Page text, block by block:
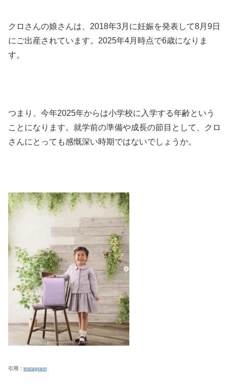
クロさんの娘さんは、2018年3月に妊娠を発表して8月9日
にご出産されています。2025年4月時点で6歳になりま
す。
つまり、今年2025年からは小学校に入学する年齢という
ことになります。就学前の準備や成長の節目として、クロ
さんにとっても感慨深い時期ではないでしょうか。
引用： instagram